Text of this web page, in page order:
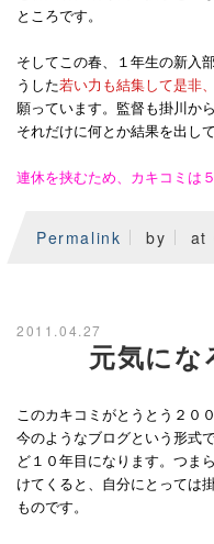
ところです。
そしてこの春、１年生の新入
うした若い力も結集して是非
願っています。監督も掛川か
それだけに何とか結果を出し
連休を挟むため、カキコミは
Permalink by at
2011.04.27
元気に
このカキコミがとうとう２０
今のようなブログという形式
ど１０年目になります。つま
けてくると、自分にとっては
ものです。